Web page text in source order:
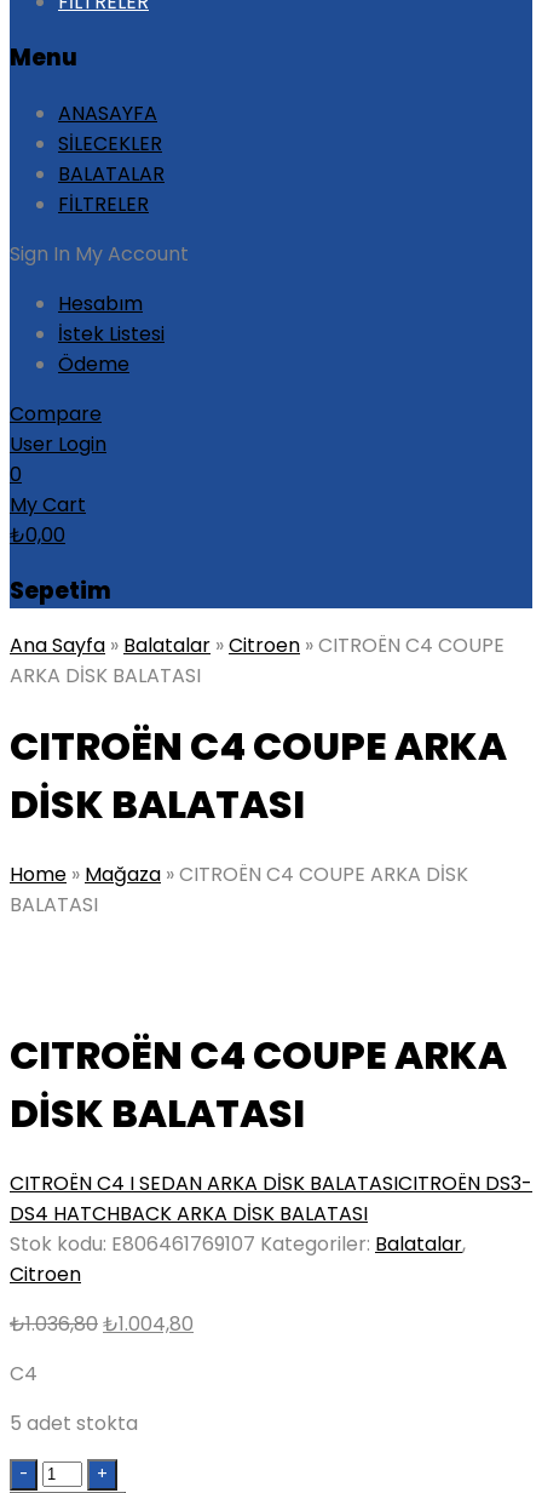
Menu
ANASAYFA
SİLECEKLER
BALATALAR
FİLTRELER
Sign In My Account
Hesabım
İstek Listesi
Ödeme
Compare
User Login
0
My Cart
₺0,00
Sepetim
Ana Sayfa » Balatalar »Citroen »CITROËN C4 COUPE
ARKA DİSK BALATASI
CITROËN C4 COUPE ARKA
DİSK BALATASI
Home » Mağaza »CITROËN C4 COUPE ARKA DİSK
BALATASI
CITROËN C4 COUPE ARKA
DİSK BALATASI
CITROËN C4 I SEDAN ARKA DİSK BALATASICITROËN DS3-
DS4 HATCHBACK ARKA DİSK BALATASI
Stok kodu: E806461769107 Kategoriler: Balatalar,
Citroen
₺1.036,80Orijinal
₺1.004,80
C4
5 adet stokta
Quantity